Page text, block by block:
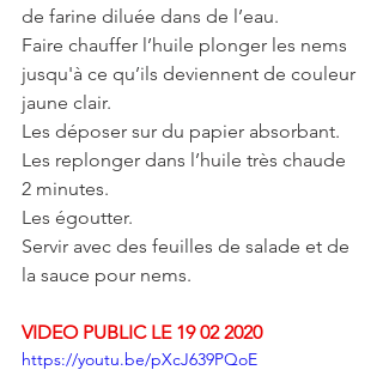
de farine diluée dans de l’eau.
Faire chauffer l’huile plonger les nems
jusqu'à ce qu’ils deviennent de couleur
jaune clair.
Les déposer sur du papier absorbant.
Les replonger dans l’huile très chaude
2 minutes.
Les égoutter.
Servir avec des feuilles de salade et de
la sauce pour nems.
VIDEO PUBLIC LE 19 02 2020
https://youtu.be/pXcJ639PQoE